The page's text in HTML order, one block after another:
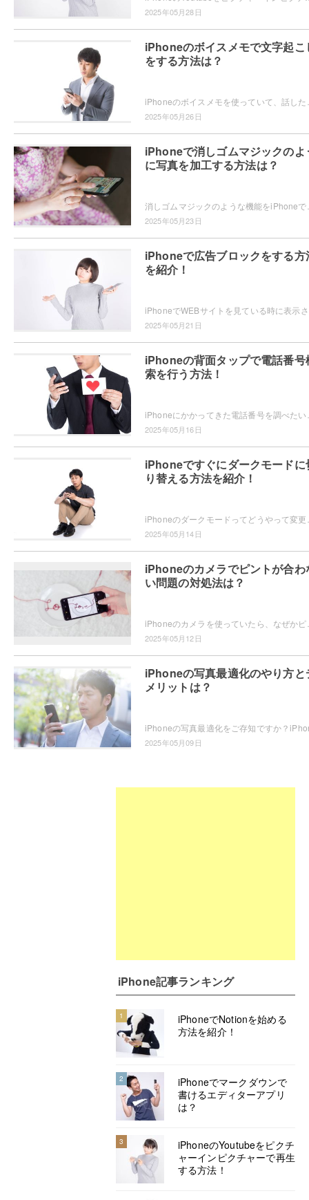
2025年05月28日
iPhoneのボイスメモで文字起こ
をする方法は？
2025年05月26日
iPhoneで消しゴムマジックのよ
に写真を加工する方法は？
2025年05月23日
iPhoneで広告ブロックをする方
を紹介！
2025年05月21日
iPhoneの背面タップで電話番号
索を行う方法！
2025年05月16日
iPhoneですぐにダークモードに
り替える方法を紹介！
2025年05月14日
iPhoneのカメラでピントが合わ
い問題の対処法は？
2025年05月12日
iPhoneの写真最適化のやり方と
メリットは？
2025年05月09日
iPhone記事ランキング
1
iPhoneでNotionを始める
方法を紹介！
2
iPhoneでマークダウンで
書けるエディターアプリ
は？
3
iPhoneのYoutubeをピクチ
ャーインピクチャーで再生
する方法！